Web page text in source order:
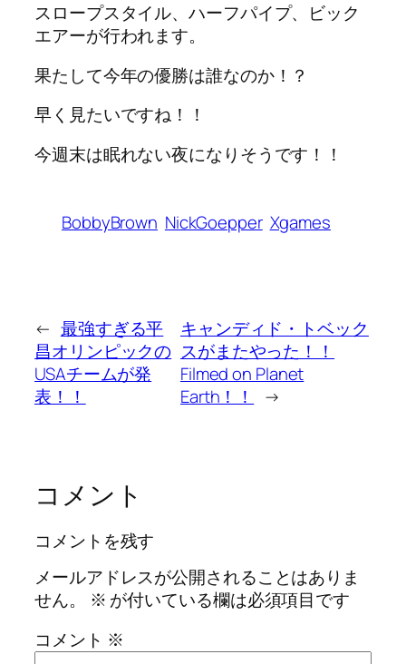
スロープスタイル、ハーフパイプ、ビック
エアーが行われます。
果たして今年の優勝は誰なのか！？
早く見たいですね！！
今週末は眠れない夜になりそうです！！
BobbyBrown NickGoepper Xgames
← 最強すぎる平
昌オリンピックの
USAチームが発
表！！
キャンディド・トベック
スがまたやった！！
Filmed on Planet
Earth！！
→
コメント
コメントを残す
メールアドレスが公開されることはありま
せん。
※ が付いている欄は必須項目です
コメント ※